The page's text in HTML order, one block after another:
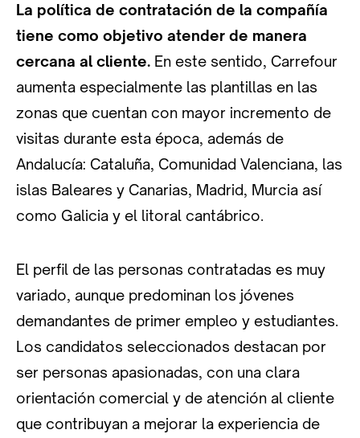
La política de contratación de la compañía
tiene como objetivo atender de manera
cercana al cliente. En este sentido, Carrefour
aumenta especialmente las plantillas en las
zonas que cuentan con mayor incremento de
visitas durante esta época, además de
Andalucía: Cataluña, Comunidad Valenciana, las
islas Baleares y Canarias, Madrid, Murcia así
como Galicia y el litoral cantábrico.
El perfil de las personas contratadas es muy
variado, aunque predominan los jóvenes
demandantes de primer empleo y estudiantes.
Los candidatos seleccionados destacan por
ser personas apasionadas, con una clara
orientación comercial y de atención al cliente
que contribuyan a mejorar la experiencia de